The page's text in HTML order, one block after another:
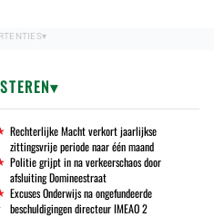
Rechterlijke Macht verkort jaarlijkse
zittingsvrije periode naar één maand
Politie grijpt in na verkeerschaos door
afsluiting Domineestraat
Excuses Onderwijs na ongefundeerde
beschuldigingen directeur IMEAO 2